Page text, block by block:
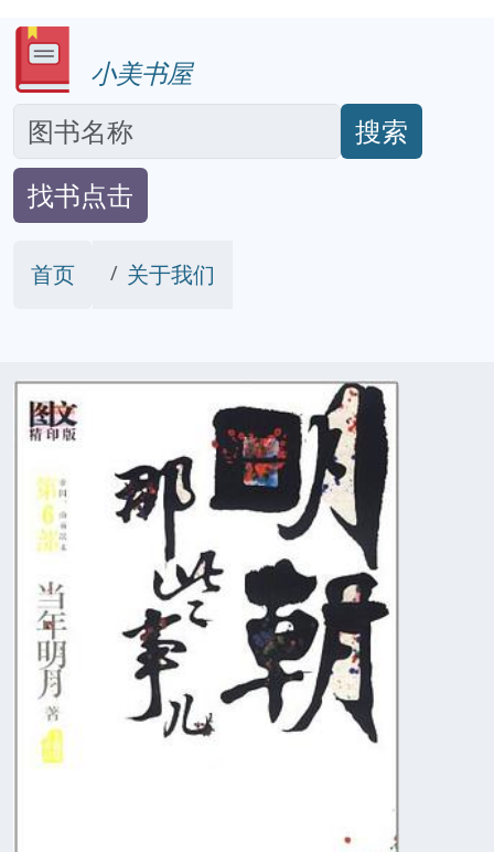
小美书屋
搜索
找书点击
首页 关于我们